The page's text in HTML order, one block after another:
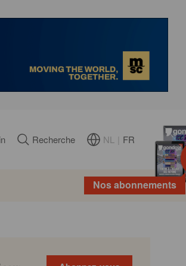
Recherche NL FR
Nos abonnements